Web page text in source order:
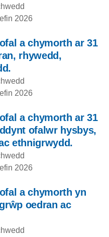
2026
a chymorth ar 31
rhywedd,
2026
a chymorth ar 31
ofalwr hysbys,
ethnigrwydd.
2026
a chymorth yn
oedran ac